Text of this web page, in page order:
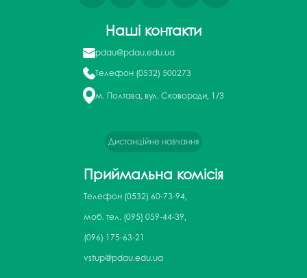
Наші контакти
pdau@pdau.edu.ua
Телефон (0532) 500273
м. Полтава, вул. Сковороди, 1/3
Дистанційне навчання
Приймальна комісія
Телефон (0532) 60-73-94,
моб. тел. (095) 059-44-39,
(096) 175-63-21
vstup@pdau.edu.ua